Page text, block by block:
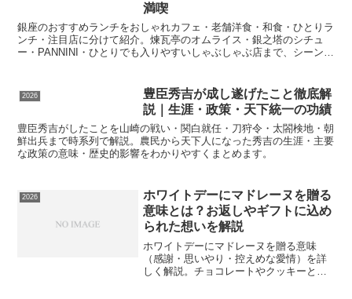
満喫
銀座のおすすめランチをおしゃれカフェ・老舗洋食・和食・ひとりラ
ンチ・注目店に分けて紹介。煉瓦亭のオムライス・銀之塔のシチュ
ー・PANNINI・ひとりでも入りやすいしゃぶしゃぶ店まで、シーン別
2026
豊臣秀吉が成し遂げたこと徹底解
説｜生涯・政策・天下統一の功績
豊臣秀吉がしたことを山崎の戦い・関白就任・刀狩令・太閤検地・朝
鮮出兵まで時系列で解説。農民から天下人になった秀吉の生涯・主要
な政策の意味・歴史的影響をわかりやすくまとめます。
2026
ホワイトデーにマドレーヌを贈る
意味とは？お返しやギフトに込め
られた想いを解説
ホワイトデーにマドレーヌを贈る意味
（感謝・思いやり・控えめな愛情）を詳
しく解説。チョコレートやクッキーとの